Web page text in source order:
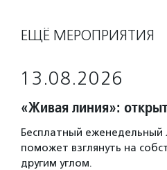
ЕЩЁ МЕРОПРИЯТИЯ
13.08.2026
«Живая линия»:
Бесплатный еженедельный
поможет взглянуть на
другим углом.